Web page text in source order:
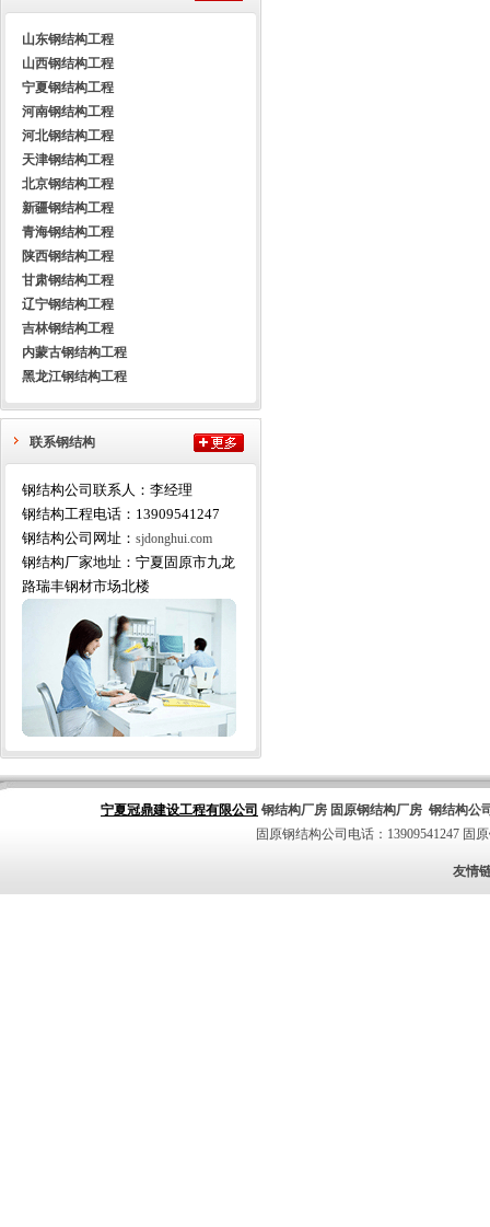
山东钢结构工程
山西钢结构工程
宁夏钢结构工程
河南钢结构工程
河北钢结构工程
天津钢结构工程
北京钢结构工程
新疆钢结构工程
青海钢结构工程
陕西钢结构工程
甘肃钢结构工程
辽宁钢结构工程
吉林钢结构工程
内蒙古钢结构工程
黑龙江钢结构工程
联系钢结构
钢结构公司联系人：李经理
钢结构工程电话：13909541247
钢结构公司网址： sjdonghui.com
钢结构厂家地址：宁夏固原市九龙
路瑞丰钢材市场北楼
宁夏冠鼎建设工程有限公司 钢结构厂房 固原钢结构厂房 钢结构公
固原钢结构公司电话：13909541247 固
友情